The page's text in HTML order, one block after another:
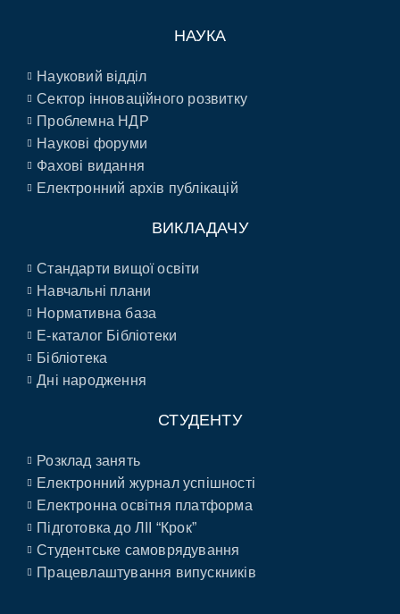
НАУКА
Науковий відділ
Сектор інноваційного розвитку
Проблемна НДР
Наукові форуми
Фахові видання
Електронний архів публікацій
ВИКЛАДАЧУ
Стандарти вищої освіти
Навчальні плани
Нормативна база
E-каталог Бібліотеки
Бібліотека
Дні народження
СТУДЕНТУ
Розклад занять
Електронний журнал успішності
Електронна освітня платформа
Підготовка до ЛІІ “Крок”
Студентське самоврядування
Працевлаштування випускників